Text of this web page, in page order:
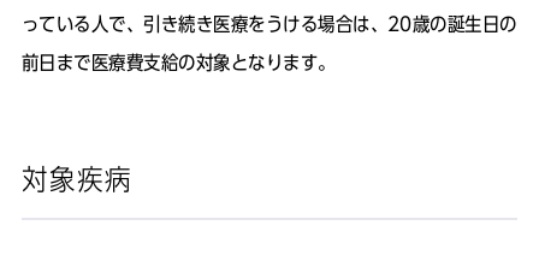
っている人で、引き続き医療をうける場合は、20歳の誕生日の
前日まで医療費支給の対象となります。
対象疾病